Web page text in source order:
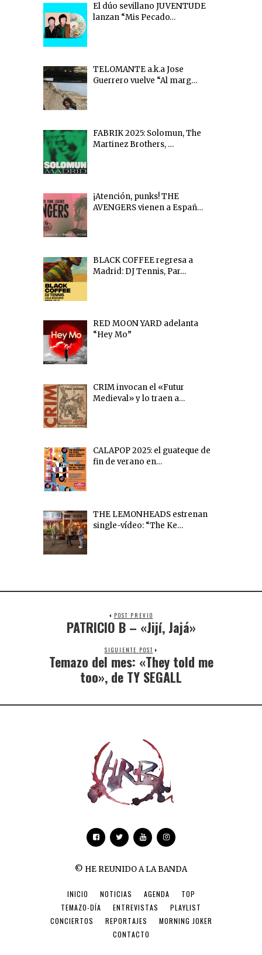
El dúo sevillano JUVENTUDE
lanzan “Mis Pecado…
TELOMANTE a.k.a Jose
Guerrero vuelve “Al marg…
FABRIK 2025: Solomun, The
Martinez Brothers, …
¡Atención, punks! THE
AVENGERS vienen a Españ…
BLACK COFFEE regresa a
Madrid: DJ Tennis, Par…
RED MOON YARD adelanta
“Hey Mo”
CRIM invocan el «Futur
Medieval» y lo traen a…
CALAPOP 2025: el guateque de
fin de verano en…
THE LEMONHEADS estrenan
single-vídeo: “The Ke…
POST PREVIO
PATRICIO B – «Jijí, Jajá»
SIGUIENTE POST
Temazo del mes: «They told me
too», de TY SEGALL
© HE REUNIDO A LA BANDA
INICIO NOTICIAS AGENDA
TOP
TEMAZO-DÍA
ENTREVISTAS
PLAYLIST
CONCIERTOS
REPORTAJES
MORNING JOKER
CONTACTO